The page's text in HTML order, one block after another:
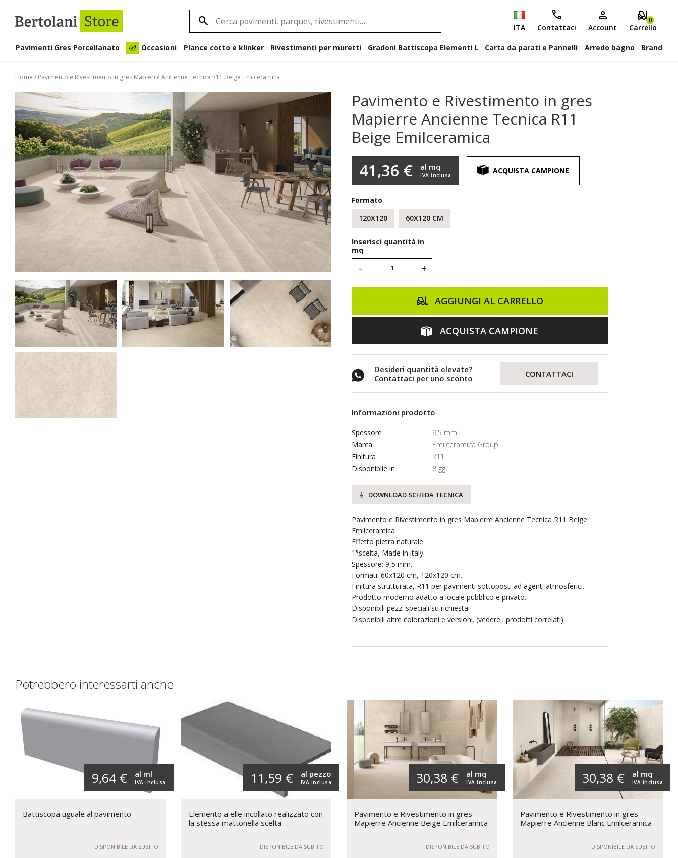
ITA Contattaci Account
0
Carrello
Pavimenti Gres Porcellanato Occasioni Plance cotto e klinker Rivestimenti per muretti Gradoni Battiscopa Elementi L Carta da parati e Pannelli Arredo bagno Brand
Home / Pavimento e Rivestimento in gres Mapierre Ancienne Tecnica R11 Beige Emilceramica
Pavimento e Rivestimento in gres
Mapierre Ancienne Tecnica R11
Beige Emilceramica
41,36 € IVA inclusa
al mq ACQUISTA CAMPIONE
Formato
120X120
60X120 CM
Inserisci quantità in
mq
- +
AGGIUNGI AL CARRELLO
ACQUISTA CAMPIONE
Desideri quantità elevate?
Contattaci per uno sconto
CONTATTACI
Informazioni prodotto
Spessore
9,5 mm
Marca
Emilceramica Group
Finitura
R11
Disponibile in
8 gg
DOWNLOAD SCHEDA TECNICA
Pavimento e Rivestimento in gres Mapierre Ancienne Tecnica R11 Beige
Emilceramica
Effetto pietra naturale.
1°scelta, Made in italy
Spessore: 9,5 mm.
Formati: 60x120 cm, 120x120 cm.
Finitura strutturata, R11 per pavimenti sottoposti ad agenti atmosferici.
Prodotto moderno adatto a locale pubblico e privato.
Disponibili pezzi speciali su richiesta.
Disponibili altre colorazioni e versioni. (vedere i prodotti correlati)
Potrebbero interessarti anche
9,64 € IVA inclusa
al ml
Battiscopa uguale al pavimento
DISPONIBILE DA SUBITO
11,59 € IVA inclusa
al pezzo
Elemento a elle incollato realizzato con
la stessa mattonella scelta
DISPONIBILE DA SUBITO
30,38 € IVA inclusa
al mq
Pavimento e Rivestimento in gres
Mapierre Ancienne Beige Emilceramica
DISPONIBILE DA SUBITO
30,38 € IVA inclusa
al mq
Pavimento e Rivestimento in gres
Mapierre Ancienne Blanc Emilceramica
DISPONIBILE DA SUBITO